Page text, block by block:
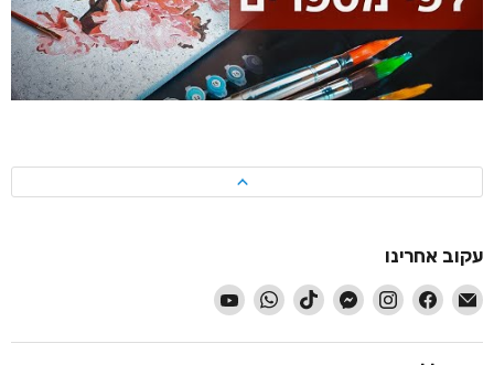
עקוב אחרינו
-
עקוב
אחרינו
-
עקוב
אחרינו
-
עקוב
אחרינו
-
עקוב
אחרינו
-
עקוב
אחרינו
-
עקוב
אחרינו
-
אחרינו